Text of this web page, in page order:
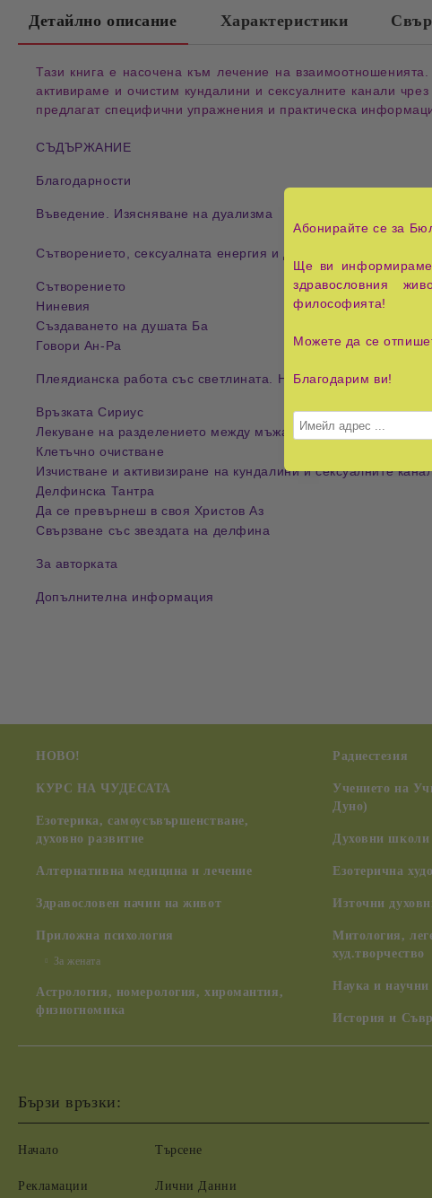
Детайлно описание Характеристики
Тази книга е насочена към лечение на
активираме и очистим кундалини и сексуалните канали
предлагат специфични упражнения и практическа
СЪДЪРЖАНИЕ
Благодарности
Въведение. Изясняване на дуализма
Сътворението, сексуалната енергия и душата
Сътворението
Ниневия
Създаването на душата Ба
Говори Ан-Ра
Плеядианска работа със светлината. Ниво II: Делфинска
Връзката Сириус
Лекуване на разделението между мъжа и жената
Клетъчно очистване
Изчистване и активизиране на кундалини и сексуалните
Делфинска Тантра
Да се превърнеш в своя Христов Аз
Свързване със звездата на делфина
За авторката
Допълнителна информация
НОВО!
КУРС НА ЧУДЕСАТА
Езотерика, самоусъвършенстване,
духовно развитие
Алтернативна медицина и лечение
Здравословен начин на живот
Приложна психология
За жената
Астрология, номерология, хиромантия,
физиогномика
Радиестезия
Учението на
Дуно)
Духовни школи
Езотерична
Източни
Митология,
худ.творчество
Наука и научни
История и
Бързи връзки:
Начало
Рекламации
Търсене
Лични Данни
Абонирайте се за
Ще ви информираме
здравословния
философията!
Можете да се
Благодарим ви!